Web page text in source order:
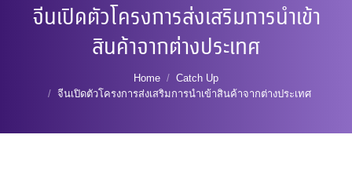
จีนเปิดตัวโครงการส่งเสริมการนำเข้า
สินค้าจากต่างประเทศ
Home
Catch Up
จีนเปิดตัวโครงการส่งเสริมการนำเข้าสินค้าจากต่างประเทศ